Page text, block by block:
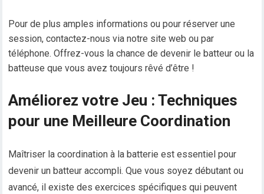
Pour de plus amples informations ou pour réserver une
session, contactez-nous via notre site web ou par
téléphone. Offrez-vous la chance de devenir le batteur ou la
batteuse que vous avez toujours rêvé d’être !
Améliorez votre Jeu : Techniques
pour une Meilleure Coordination
Maîtriser la coordination à la batterie est essentiel pour
devenir un batteur accompli. Que vous soyez débutant ou
avancé, il existe des exercices spécifiques qui peuvent